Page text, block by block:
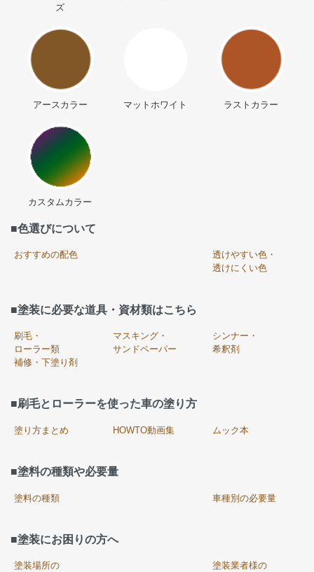
ズ
アースカラー マットホワイト ラストカラー
カスタムカラー
■色選びについて
おすすめの配色
透けやすい色・
透けにくい色
■塗装に必要な道具・資材類はこちら
刷毛・
ローラー類
マスキング・
サンドペーパー
シンナー・
希釈剤
補修・下塗り剤
■刷毛とローラーを使った車の塗り方
塗り方まとめ HOWTO動画集 ムック本
■塗料の種類や必要量
塗料の種類 車種別の必要量
■塗装にお困りの方へ
塗装場所の
塗装業者様の